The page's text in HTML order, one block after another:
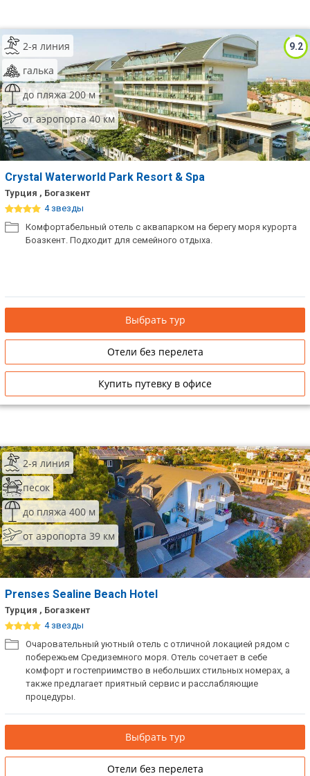
9.2
2-я линия
галька
до пляжа 200 м
от аэропорта 40 км
Crystal Waterworld Park Resort & Spa
Турция , Богазкент
4 звезды
Комфортабельный отель с аквапарком на берегу моря курорта
Боазкент. Подходит для семейного отдыха.
Выбрать тур
Отели без перелета
Купить путевку в офисе
2-я линия
песок
до пляжа 400 м
от аэропорта 39 км
Prenses Sealine Beach Hotel
Турция , Богазкент
4 звезды
Очаровательный уютный отель с отличной локацией рядом с
побережьем Средиземного моря. Отель сочетает в себе
комфорт и гостеприимство в небольших стильных номерах, а
также предлагает приятный сервис и расслабляющие
процедуры.
Выбрать тур
Отели без перелета
Сетевые отели Мальдив
Сетевые отели Бали
Сетевые отели Сейшел
Сетевые отели Маврикия